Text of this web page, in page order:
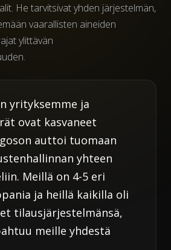
He tarvitsivat yhden järjestelmän,
vaarallisten aineiden
ylittävän
yrityksemme ja
ovat kasvaneet
auttoi tuomaan
yhteen
Meillä on 4-5 eri
ja heillä kaikilla oli
tilausjärjestelmänsä,
meille yhdestä